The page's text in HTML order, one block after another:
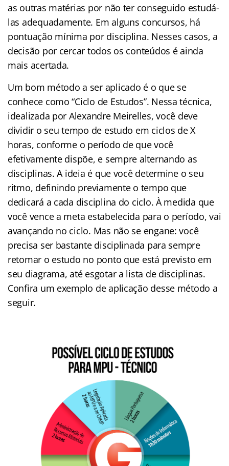
as outras matérias por não ter conseguido estudá-
las adequadamente. Em alguns concursos, há
pontuação mínima por disciplina. Nesses casos, a
decisão por cercar todos os conteúdos é ainda
mais acertada.
Um bom método a ser aplicado é o que se
conhece como “Ciclo de Estudos”. Nessa técnica,
idealizada por Alexandre Meirelles, você deve
dividir o seu tempo de estudo em ciclos de X
horas, conforme o período de que você
efetivamente dispõe, e sempre alternando as
disciplinas. A ideia é que você determine o seu
ritmo, definindo previamente o tempo que
dedicará a cada disciplina do ciclo. À medida que
você vence a meta estabelecida para o período, vai
avançando no ciclo. Mas não se engane: você
precisa ser bastante disciplinada para sempre
retomar o estudo no ponto que está previsto em
seu diagrama, até esgotar a lista de disciplinas.
Confira um exemplo de aplicação desse método a
seguir.